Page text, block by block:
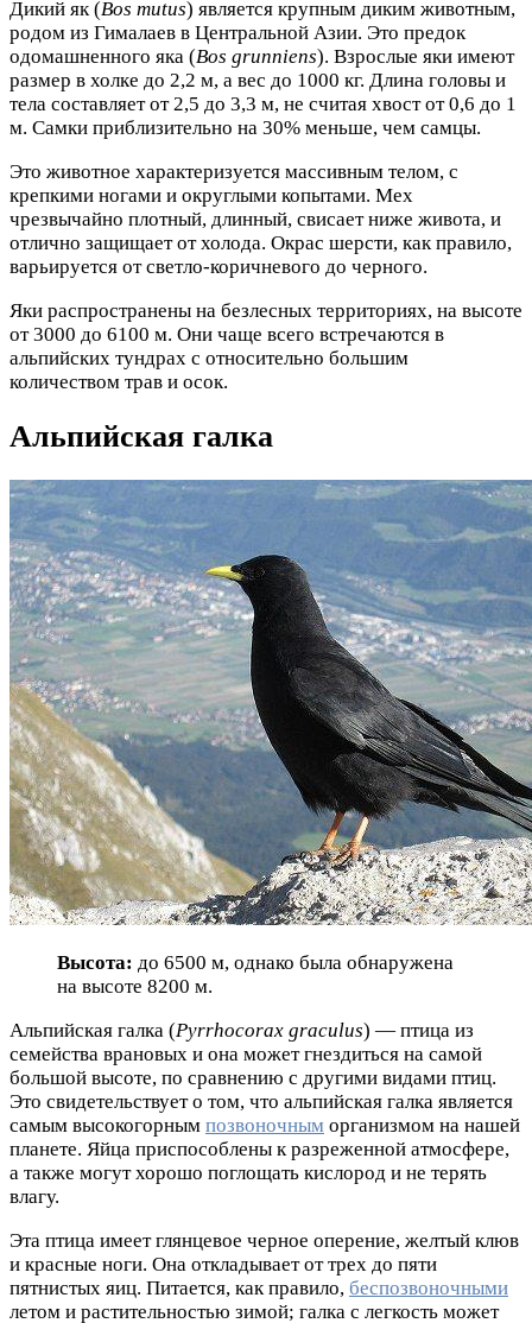
Дикий як (Bos mutus) является крупным диким животным,
родом из Гималаев в Центральной Азии. Это предок
одомашненного яка (Bos grunniens). Взрослые яки имеют
размер в холке до 2,2 м, а вес до 1000 кг. Длина головы и
тела составляет от 2,5 до 3,3 м, не считая хвост от 0,6 до 1
м. Самки приблизительно на 30% меньше, чем самцы.
Это животное характеризуется массивным телом, с
крепкими ногами и округлыми копытами. Мех
чрезвычайно плотный, длинный, свисает ниже живота, и
отлично защищает от холода. Окрас шерсти, как правило,
варьируется от светло-коричневого до черного.
Яки распространены на безлесных территориях, на высоте
от 3000 до 6100 м. Они чаще всего встречаются в
альпийских тундрах с относительно большим
количеством трав и осок.
Альпийская галка
Высота: до 6500 м, однако была обнаружена
на высоте 8200 м.
Альпийская галка (Pyrrhocorax graculus) — птица из
семейства врановых и она может гнездиться на самой
большой высоте, по сравнению с другими видами птиц.
Это свидетельствует о том, что альпийская галка является
самым высокогорным позвоночным организмом на нашей
планете. Яйца приспособлены к разреженной атмосфере,
а также могут хорошо поглощать кислород и не терять
влагу.
Эта птица имеет глянцевое черное оперение, желтый клюв
и красные ноги. Она откладывает от трех до пяти
пятнистых яиц. Питается, как правило, беспозвоночными
летом и растительностью зимой; галка с легкость может